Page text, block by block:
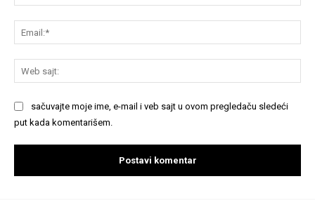
sačuvajte moje ime, e-mail i veb sajt u ovom pregledaču sledeći
put kada komentarišem.